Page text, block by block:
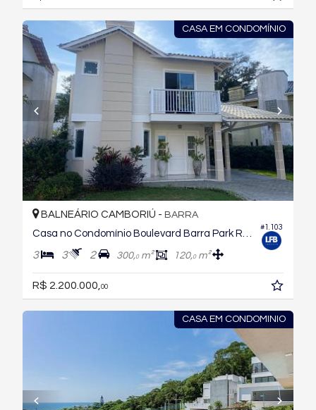
CASA EM CONDOMÍNIO
#1.103
BALNEÁRIO CAMBORIÚ - BARRA
3 3 2 300,0m² 120,0m²
R$ 2.200.000, 00
CASA EM CONDOMINIO